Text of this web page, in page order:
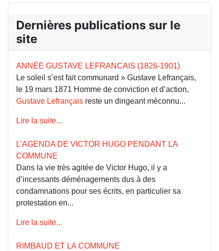
Dernières publications sur le
site
ANNÉE GUSTAVE LEFRANCAIS (1826-1901)
Le soleil s’est fait communard » Gustave Lefrançais,
le 19 mars 1871 Homme de conviction et d’action,
Gustave Lefrançais reste un dirigeant méconnu...
Lire la suite...
L’AGENDA DE VICTOR HUGO PENDANT LA
COMMUNE
Dans la vie très agitée de Victor Hugo, il y a
d’incessants déménagements dus à des
condamnations pour ses écrits, en particulier sa
protestation en...
Lire la suite...
RIMBAUD ET LA COMMUNE